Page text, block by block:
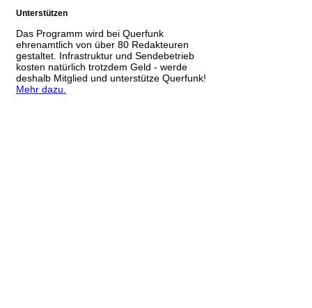
Unterstützen
Das Programm wird bei Querfunk
ehrenamtlich von über 80 Redakteuren
gestaltet. Infrastruktur und Sendebetrieb
kosten natürlich trotzdem Geld - werde
deshalb Mitglied und unterstütze Querfunk!
Mehr dazu.